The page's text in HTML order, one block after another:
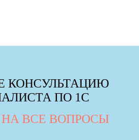
КОНСУЛЬТАЦИЮ
ПО 1С
ВСЕ ВОПРОСЫ